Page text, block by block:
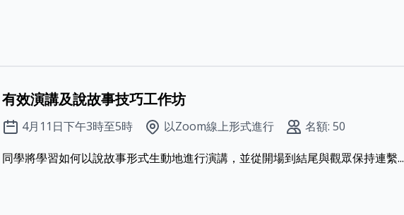
有效演講及說故事技巧工作坊
4月11日下午3時至5時 以Zoom線上形式進行 名額: 50
同學將學習如何以說故事形式生動地進行演講，並從開場到結尾與觀眾保持連繫...